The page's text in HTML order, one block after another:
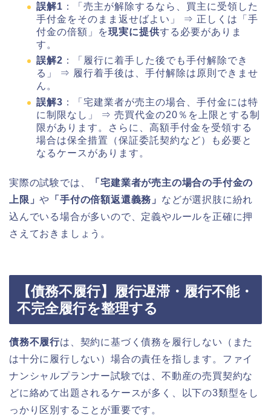
誤解1 ：「売主が解除するなら、買主に受領した
手付金をそのまま返せばよい」 ⇒ 正しくは「手
付金の倍額」を現実に提供する必要がありま
す。
誤解2 ：「履行に着手した後でも手付解除でき
る」 ⇒ 履行着手後は、手付解除は原則できませ
ん。
誤解3 ：「宅建業者が売主の場合、手付金には特
に制限なし」 ⇒ 売買代金の20％を上限とする制
限があります。さらに、高額手付金を受領する
場合は保全措置（保証委託契約など）も必要と
なるケースがあります。
実際の試験では、
「宅建業者が売主の場合の手付金の
上限」や 「手付の倍額返還義務」 などが選択肢に紛れ
込んでいる場合が多いので、定義やルールを正確に押
さえておきましょう。
【債務不履行】履行遅滞・履行不能・
不完全履行を整理する
債務不履行は、契約に基づく債務を履行しない（また
は十分に履行しない）場合の責任を指します。ファイ
ナンシャルプランナー試験では、不動産の売買契約な
どに絡めて出題されるケースが多く、以下の3類型をし
っかり区別することが重要です。